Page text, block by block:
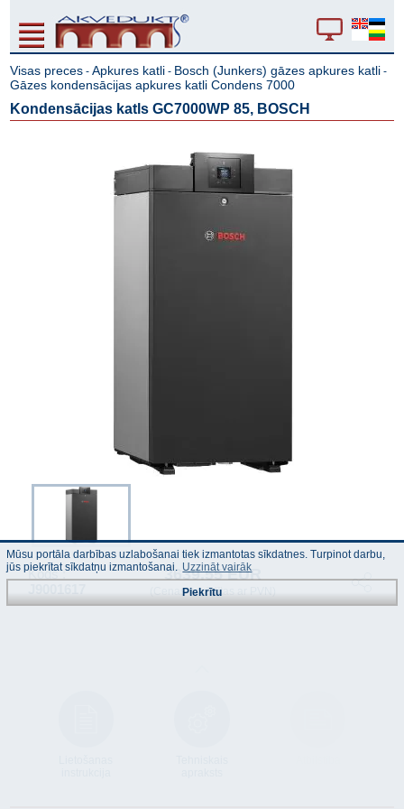
Visas preces -Apkures katli - Bosch (Junkers) gāzes apkures katli -
Gāzes kondensācijas apkures katli Condens 7000
Kondensācijas katls GC7000WP 85, BOSCH
Kods :
3639.55 EUR
(Cenas norādītas ar PVN)
Mūsu portāla darbības uzlabošanai tiek izmantotas sīkdatnes. Turpinot darbu,
jūs piekrītat sīkdatņu izmantošanai. Uzzināt vairāk
Piekrītu